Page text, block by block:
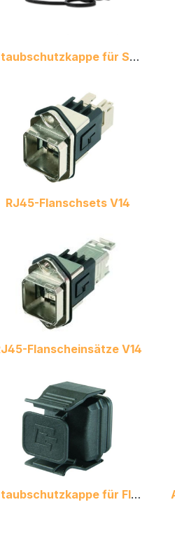
Staubschutzkappe für Stecker V14
RJ45-Flanschsets V14
Flanscheinsätze V14
Staubschutzkappe für Flansche V14